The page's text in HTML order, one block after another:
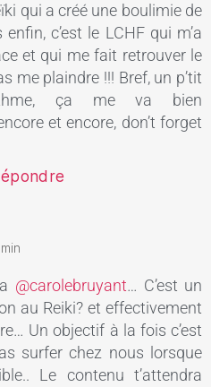
qui a créé une boulimie de
c’est le LCHF qui m’a
et qui me fait retrouver le
me plaindre !!! Bref, un p’tit
ça me va bien
et encore, don’t forget
@carolebruyant… C’est un
au Reiki? et effectivement
Un objectif à la fois c’est
surfer chez nous lorsque
Le contenu t’attendra